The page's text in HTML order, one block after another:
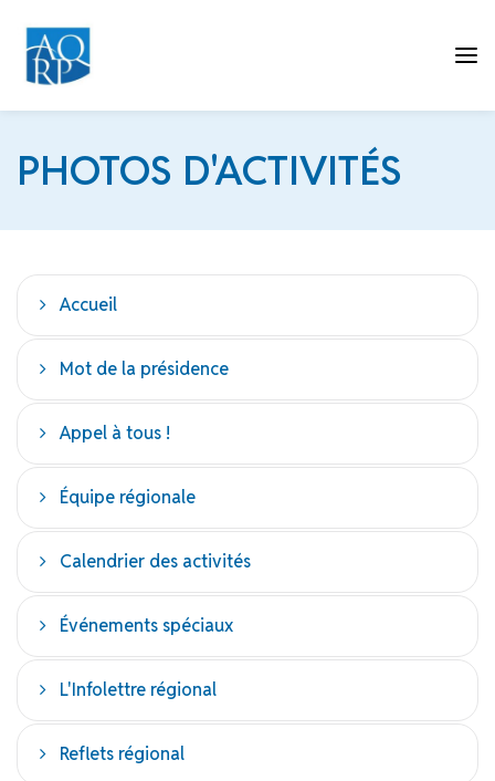
PHOTOS D'ACTIVITÉS
Accueil
Mot de la présidence
Appel à tous !
Équipe régionale
Calendrier des activités
Événements spéciaux
L'Infolettre régional
Reflets régional